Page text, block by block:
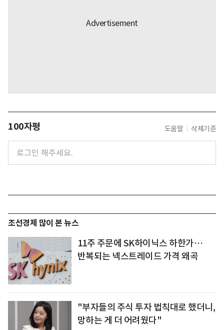
100자평 도움말 삭제기준
조선경제 많이 본 뉴스
11주 주문에 SK하이닉스 하한가…
반복되는 넥스트레이드 가격 왜곡
"부자들의 주식 투자 법칙대로 했더니,
망하는 게 더 어려웠다"